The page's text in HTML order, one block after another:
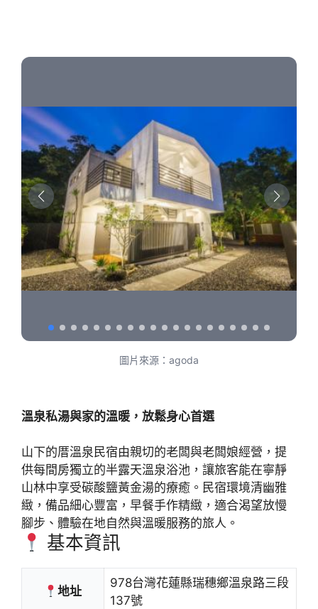
圖片來源：agoda
溫泉私湯與家的溫暖，放鬆身心首選
山下的厝溫泉民宿由親切的老闆與老闆娘經營，提
供每間房獨立的半露天溫泉浴池，讓旅客能在寧靜
山林中享受碳酸鹽黃金湯的療癒。民宿環境清幽雅
緻，備品細心豐富，早餐手作精緻，適合渴望放慢
腳步、體驗在地自然與溫暖服務的旅人。
基本資訊
地址
978台灣花蓮縣瑞穗鄉溫泉路三段
137號